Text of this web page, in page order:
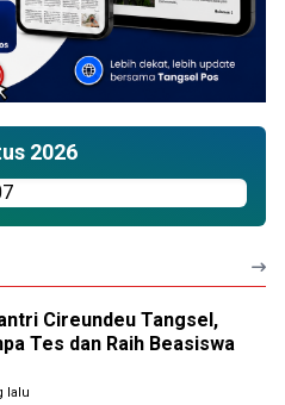
2026
Cireundeu Tangsel,
Tes dan Raih Beasiswa
lalu